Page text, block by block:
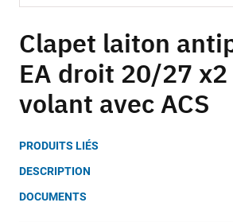
to
the
beginning
of
the
gallery
Clapet laiton
EA droit 20/27 x2
volant avec ACS
PRODUITS LIÉS
DESCRIPTION
DOCUMENTS